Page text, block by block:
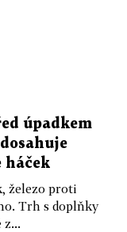
úpadkem
háček
železo proti
Trh s doplňky
z...